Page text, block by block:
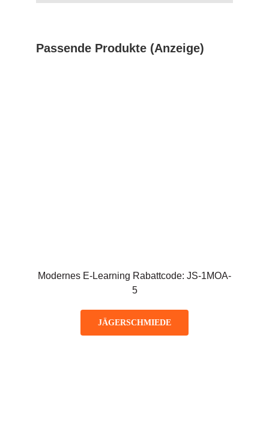
Passende Produkte (Anzeige)
Modernes E-Learning Rabattcode: JS-1MOA-
5
JÄGERSCHMIEDE